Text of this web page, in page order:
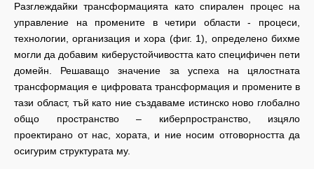
Разглеждайки трансформацията като спирален процес на
управление на промените в четири области - процеси,
технологии, организация и хора (фиг. 1), определено бихме
могли да добавим киберустойчивостта като специфичен пети
домейн. Решаващо значение за успеха на цялостната
трансформация е цифровата трансформация и промените в
тази област, тъй като ние създаваме истинско ново глобално
общо пространство – киберпространство, изцяло
проектирано от нас, хората, и ние носим отговорността да
осигурим структурата му.